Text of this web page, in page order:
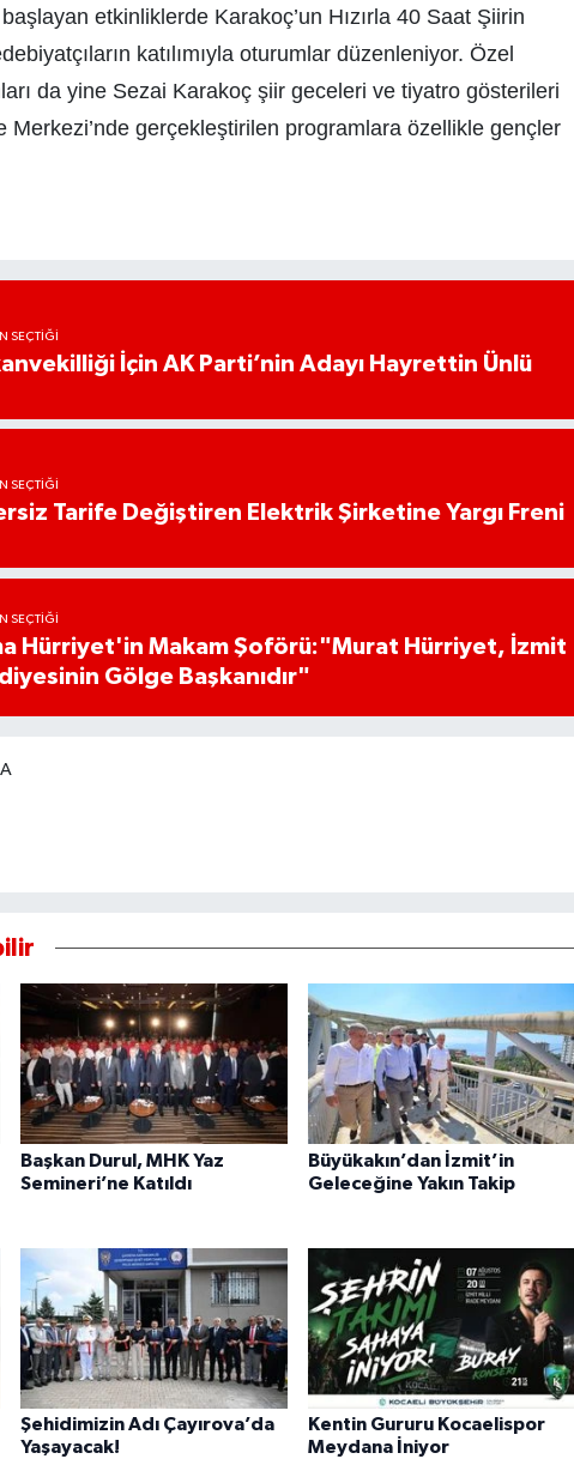
etkinliklerde Karakoç’un Hızırla 40 Saat Şiirin
katılımıyla oturumlar düzenleniyor. Özel
da yine Sezai Karakoç şiir geceleri ve tiyatro gösterileri
Merkezi’nde gerçekleştirilen programlara özellikle gençler
SEÇTIĞI
İçin AK Parti’nin Adayı Hayrettin Ünlü
SEÇTIĞI
Tarife Değiştiren Elektrik Şirketine Yargı Freni
SEÇTIĞI
Hürriyet'in Makam Şoförü:"Murat Hürriyet, İzmit
Gölge Başkanıdır"
Başkan Durul, MHK Yaz
Semineri’ne Katıldı
Büyükakın’dan İzmit’in
Geleceğine Yakın Takip
Şehidimizin Adı Çayırova’da
Yaşayacak!
Kentin Gururu Kocaelispor
Meydana İniyor